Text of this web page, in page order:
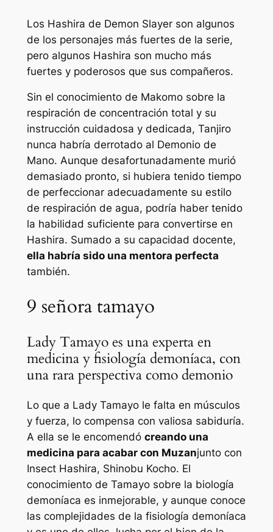
Los Hashira de Demon Slayer son algunos
de los personajes más fuertes de la serie,
pero algunos Hashira son mucho más
fuertes y poderosos que sus compañeros.
Sin el conocimiento de Makomo sobre la
respiración de concentración total y su
instrucción cuidadosa y dedicada, Tanjiro
nunca habría derrotado al Demonio de
Mano. Aunque desafortunadamente murió
demasiado pronto, si hubiera tenido tiempo
de perfeccionar adecuadamente su estilo
de respiración de agua, podría haber tenido
la habilidad suficiente para convertirse en
Hashira. Sumado a su capacidad docente,
ella habría sido una mentora perfecta
también.
9 señora tamayo
Lady Tamayo es una experta en
medicina y fisiología demoníaca, con
una rara perspectiva como demonio
Lo que a Lady Tamayo le falta en músculos
y fuerza, lo compensa con valiosa sabiduría.
A ella se le encomendó creando una
medicina para acabar con Muzanjunto con
Insect Hashira, Shinobu Kocho. El
conocimiento de Tamayo sobre la biología
demoníaca es inmejorable, y aunque conoce
las complejidades de la fisiología demoníaca